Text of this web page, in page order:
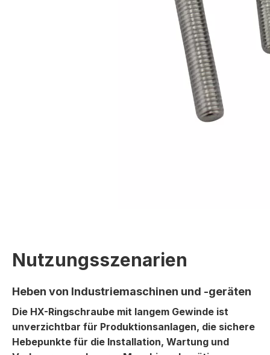
Nutzungsszenarien
Heben von Industriemaschinen und -geräten
Die HX-Ringschraube mit langem Gewinde ist
unverzichtbar für Produktionsanlagen, die sichere
Hebepunkte für die Installation, Wartung und